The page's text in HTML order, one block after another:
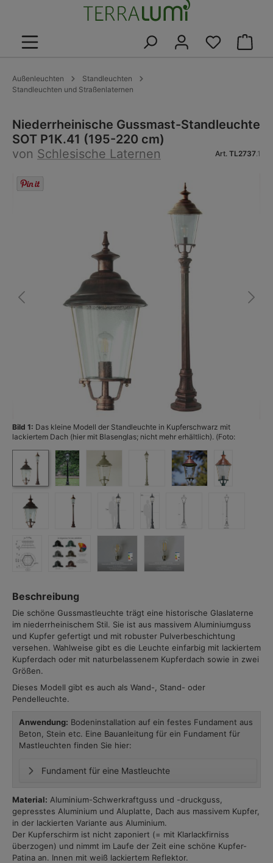
Außenleuchten
Standleuchten
Standleuchten und Straßenlaternen
Niederrheinische Gussmast-Standleuchte
SOT P1K.41 (195-220 cm)
von Schlesische Laternen Art. TL2737.1
Bildergalerie überspringen
Bild 1: Das kleine Modell der Standleuchte in Kupferschwarz mit
lackiertem Dach (hier mit Blasenglas; nicht mehr erhältlich). (Foto:
Beschreibung
Die schöne Gussmastleuchte trägt eine historische Glaslaterne
im niederrheinischem Stil. Sie ist aus massivem Aluminiumguss
und Kupfer gefertigt und mit robuster Pulverbeschichtung
versehen. Wahlweise gibt es die Leuchte einfarbig mit lackiertem
Kupferdach oder mit naturbelassenem Kupferdach sowie in zwei
Größen.
Dieses Modell gibt es auch als Wand-, Stand- oder
Pendelleuchte.
Anwendung: Bodeninstallation auf ein festes Fundament aus
Beton, Stein etc. Eine Bauanleitung für ein Fundament für
Mastleuchten finden Sie hier:
Fundament für eine Mastleuchte
Material: Aluminium-Schwerkraftguss und -druckguss,
gepresstes Aluminium und Aluplatte, Dach aus massivem Kupfer,
in der lackierten Variante aus Aluminium.
Der Kupferschirm ist nicht zaponiert (= mit Klarlackfirniss
überzogen) und nimmt im Laufe der Zeit eine schöne Kupfer-
Patina an. Innen mit weiß lackiertem Reflektor.